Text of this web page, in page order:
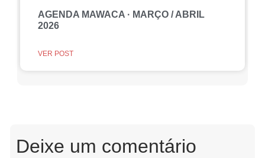
AGENDA MAWACA · MARÇO / ABRIL
2026
VER POST
Deixe um comentário